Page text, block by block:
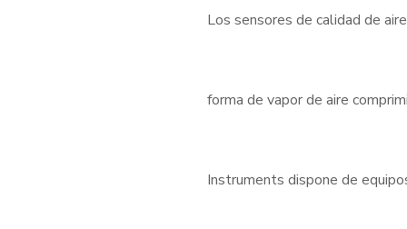
Los sensores de calidad de
forma de vapor de aire
Instruments dispone de